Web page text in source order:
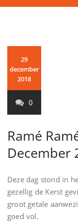
29
december
2018
0
Ramé
December
Deze dag stond in
gezellig de Kerst
groot getale
goed vol.